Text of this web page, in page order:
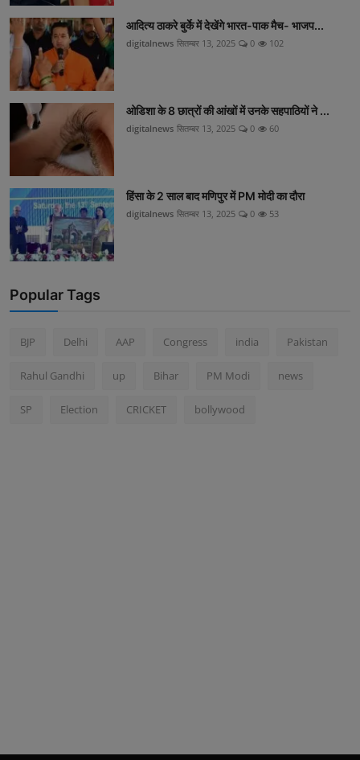
आदित्य ठाकरे बुर्के में देखेंगे भारत-पाक मैच- भाजप...
digitalnews सितम्बर 13, 2025 0 102
ओडिशा के 8 छात्रों की आंखों में उनके सहपाठियों ने ...
digitalnews सितम्बर 13, 2025 0 60
हिंसा के 2 साल बाद मणिपुर में PM मोदी का दौरा
digitalnews सितम्बर 13, 2025 0 53
Popular Tags
BJP Delhi AAP Congress india Pakistan
Rahul Gandhi up Bihar PM Modi news
SP Election CRICKET bollywood